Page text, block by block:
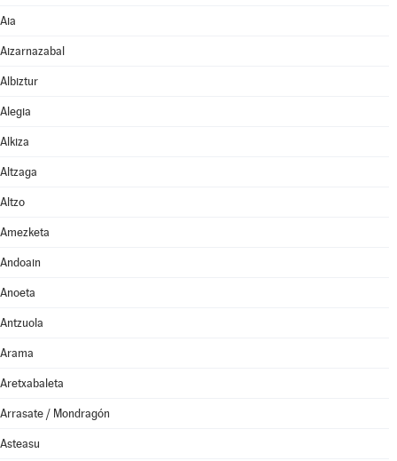
Aia
Aizarnazabal
Albiztur
Alegia
Alkiza
Altzaga
Altzo
Amezketa
Andoain
Anoeta
Antzuola
Arama
Aretxabaleta
Arrasate / Mondragón
Asteasu